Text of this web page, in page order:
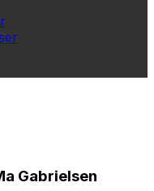
Gabrielsen